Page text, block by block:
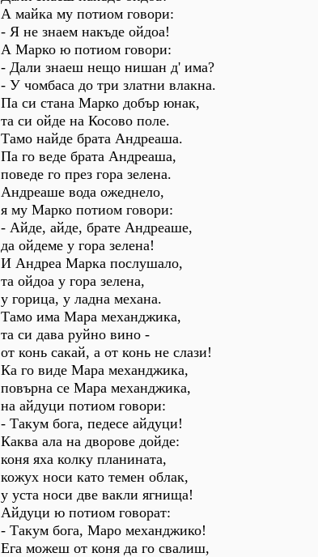
А майка му потиом говори:
- Я не знаем накъде ойдоа!
А Марко ю потиом говори:
- Дали знаеш нещо нишан д' има?
- У чомбаса до три златни влакна.
Па си стана Марко добър юнак,
та си ойде на Косово поле.
Тамо найде брата Андреаша.
Па го веде брата Андреаша,
поведе го през гора зелена.
Андреаше вода ожеднело,
я му Марко потиом говори:
- Айде, айде, брате Андреаше,
да ойдеме у гора зелена!
И Андреа Марка послушало,
та ойдоа у гора зелена,
у горица, у ладна механа.
Тамо има Мара механджика,
та си дава руйно вино -
от конь сакай, а от конь не слази!
Ка го виде Мара механджика,
повърна се Мара механджика,
на айдуци потиом говори:
- Такум бога, педесе айдуци!
Каква ала на дворове дойде:
коня яха колку планината,
кожух носи като темен облак,
у уста носи две вакли ягнища!
Айдуци ю потиом говорат:
- Такум бога, Маро механджико!
Ега можеш от коня да го свалиш,